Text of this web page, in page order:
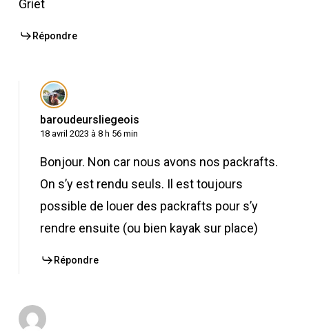
Griet
Répondre
baroudeursliegeois
18 avril 2023 à 8 h 56 min
Bonjour. Non car nous avons nos packrafts.
On s’y est rendu seuls. Il est toujours
possible de louer des packrafts pour s’y
rendre ensuite (ou bien kayak sur place)
Répondre